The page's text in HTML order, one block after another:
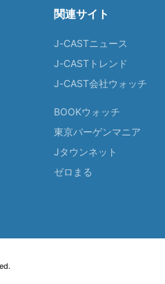
関連サイト
J-CASTニュース
J-CASTトレンド
J-CAST会社ウォッチ
BOOKウォッチ
東京バーゲンマニア
Jタウンネット
ゼロまる